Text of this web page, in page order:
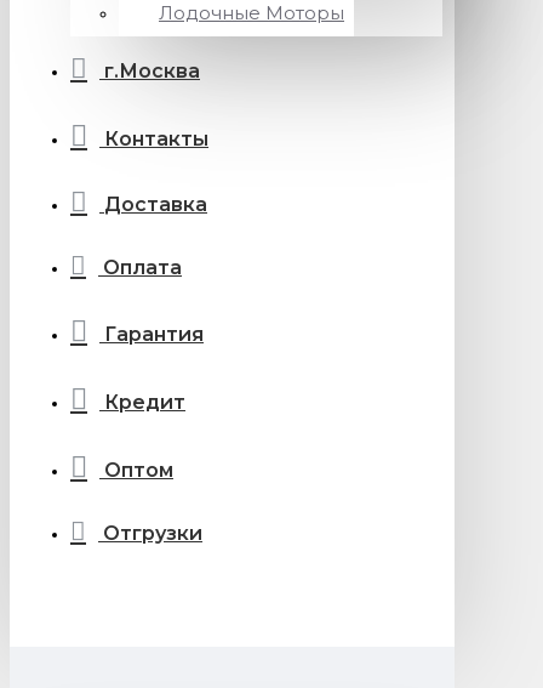
Лодочные Моторы
г.Москва
Контакты
Доставка
Оплата
Гарантия
Кредит
Оптом
Отгрузки